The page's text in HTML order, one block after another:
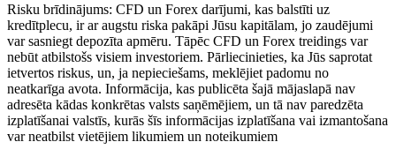
Risku brīdinājums: CFD un Forex darījumi, kas balstīti uz
kredītplecu, ir ar augstu riska pakāpi Jūsu kapitālam, jo zaudējumi
var sasniegt depozīta apmēru. Tāpēc CFD un Forex treidings var
nebūt atbilstošs visiem investoriem. Pārliecinieties, ka Jūs saprotat
ietvertos riskus, un, ja nepieciešams, meklējiet padomu no
neatkarīga avota. Informācija, kas publicēta šajā mājaslapā nav
adresēta kādas konkrētas valsts saņēmējiem, un tā nav paredzēta
izplatīšanai valstīs, kurās šīs informācijas izplatīšana vai izmantošana
var neatbilst vietējiem likumiem un noteikumiem